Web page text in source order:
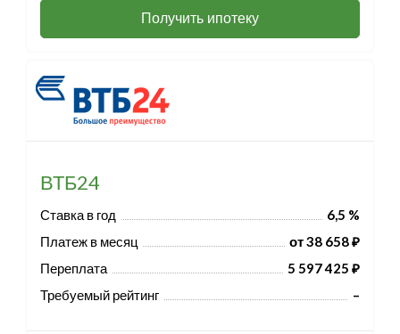
Получить ипотеку
ВТБ24
Ставка в год
6,5 %
Платеж в месяц
от 38 658 ₽
Переплата
5 597 425 ₽
Требуемый рейтинг
–